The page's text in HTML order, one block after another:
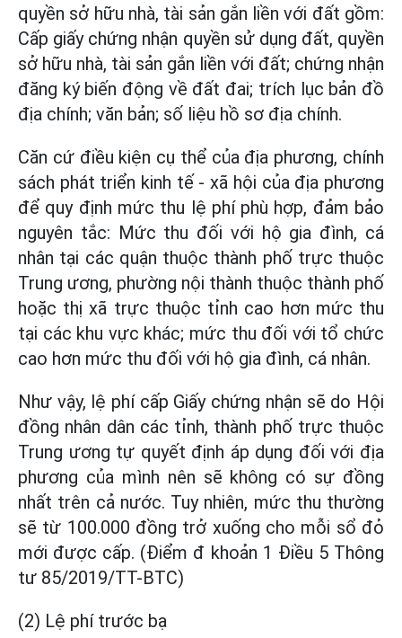
quyền sở hữu nhà, tài sản gắn liền với đất gồm:
Cấp giấy chứng nhận quyền sử dụng đất, quyền
sở hữu nhà, tài sản gắn liền với đất; chứng nhận
đăng ký biến động về đất đai; trích lục bản đồ
địa chính; văn bản; số liệu hồ sơ địa chính.
Căn cứ điều kiện cụ thể của địa phương, chính
sách phát triển kinh tế - xã hội của địa phương
để quy định mức thu lệ phí phù hợp, đảm bảo
nguyên tắc: Mức thu đối với hộ gia đình, cá
nhân tại các quận thuộc thành phố trực thuộc
Trung ương, phường nội thành thuộc thành phố
hoặc thị xã trực thuộc tỉnh cao hơn mức thu
tại các khu vực khác; mức thu đối với tổ chức
cao hơn mức thu đối với hộ gia đình, cá nhân.
Như vậy, lệ phí cấp Giấy chứng nhận sẽ do Hội
đồng nhân dân các tỉnh, thành phố trực thuộc
Trung ương tự quyết định áp dụng đối với địa
phương của mình nên sẽ không có sự đồng
nhất trên cả nước. Tuy nhiên, mức thu thường
sẽ từ 100.000 đồng trở xuống cho mỗi sổ đỏ
mới được cấp. (Điểm đ khoản 1 Điều 5 Thông
tư 85/2019/TT-BTC)
(2) Lệ phí trước bạ